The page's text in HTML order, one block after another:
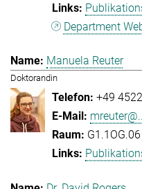
Department
Manuela Reuter
Doktorandin
+49
G1.1OG.06